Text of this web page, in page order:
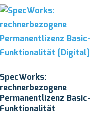
SpecWorks:
rechnerbezogene
Permanentlizenz Basic-
Funktionalität